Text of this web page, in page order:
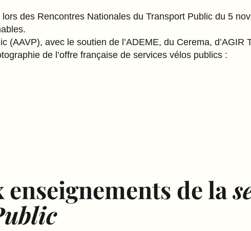
des Rencontres Nationales du Transport Public du 5
(AAVP), avec le soutien de l’ADEME, du Cerema,
de l’offre française de services vélos publics :
de la